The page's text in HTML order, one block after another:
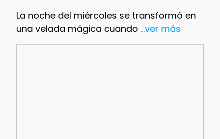
La noche del miércoles se transformó en
una velada mágica cuando ...ver más